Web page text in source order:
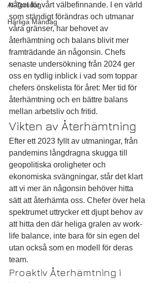
AI-Torsdag
Härliga Måndag
något för vårt välbefinnande. I en värld
som ständigt förändras och utmanar
våra gränser, har behovet av
återhämtning och balans blivit mer
framträdande än någonsin. Chefs
senaste undersökning från 2024 ger
oss en tydlig inblick i vad som toppar
chefers önskelista för året: Mer tid för
återhämtning och en bättre balans
mellan arbetsliv och fritid.
Vikten av Återhämtning
Efter ett 2023 fyllt av utmaningar, från
pandemins långdragna skugga till
geopolitiska oroligheter och
ekonomiska svängningar, står det klart
att vi mer än någonsin behöver hitta
sätt att återhämta oss. Chefer över hela
spektrumet uttrycker ett djupt behov av
att hitta den där heliga gralen av work-
life balance, inte bara för sin egen del
utan också som en modell för deras
team.
Proaktiv Återhämtning i